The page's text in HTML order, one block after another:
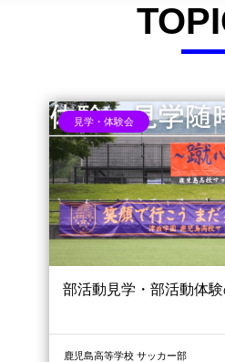
トピッ
見学・体験会
部活動見学・部活動体
鹿児島高等学校 サッカー部